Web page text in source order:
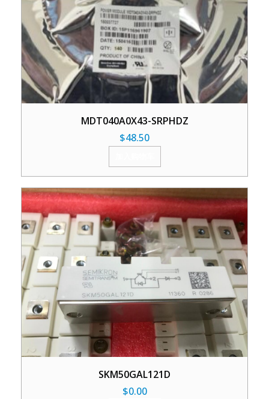
MDT040A0X43-SRPHDZ
$48.50
SKM50GAL121D
$0.00